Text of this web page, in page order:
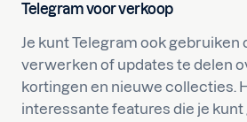
Telegram voor verkoop
Je kunt Telegram ook gebruiken
verwerken of updates te delen
kortingen en nieuwe collecties.
interessante features die je